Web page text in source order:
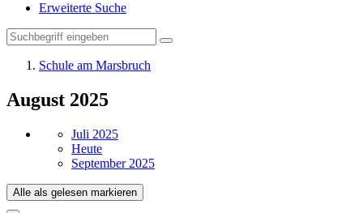
Erweiterte Suche
Schule am Marsbruch
August 2025
Juli 2025
Heute
September 2025
Alle als gelesen markieren